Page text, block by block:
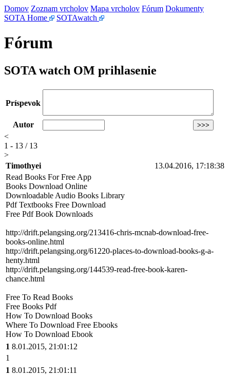
Domov Zoznam vrcholov Mapa vrcholov Fórum Dokumenty
SOTA Home
SOTAwatch
Fórum
SOTA watch OM prihlasenie
Príspevok
Autor
<
1 - 13 / 13
>
Timothyei
13.04.2016, 17:18:38
Read Books For Free App
Books Download Online
Downloadable Audio Books Library
Pdf Textbooks Free Download
Free Pdf Book Downloads
http://drift.pelangsing.org/213416-chris-mcnab-download-free-
books-online.html
http://drift.pelangsing.org/61220-places-to-download-books-g-a-
henty.html
http://drift.pelangsing.org/144539-read-free-book-karen-
chance.html
Free To Read Books
Free Books Pdf
How To Download Books
Where To Download Free Ebooks
How To Download Ebook
1 8.01.2015, 21:01:12
1
1 8.01.2015, 21:01:11